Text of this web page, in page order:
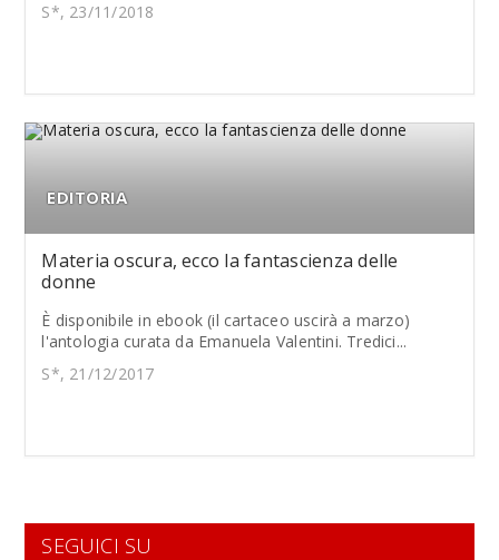
S*, 23/11/2018
EDITORIA
Materia oscura, ecco la fantascienza delle
donne
È disponibile in ebook (il cartaceo uscirà a marzo)
l'antologia curata da Emanuela Valentini. Tredici...
S*, 21/12/2017
SEGUICI SU